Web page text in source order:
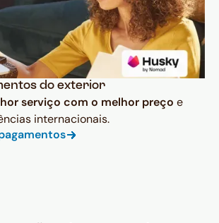
do exterior
serviço com o melhor preço e
internacionais.